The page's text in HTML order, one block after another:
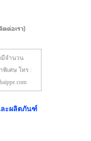
มีจำนวน
เศษ โทร :
ละผลิตภันฑ์